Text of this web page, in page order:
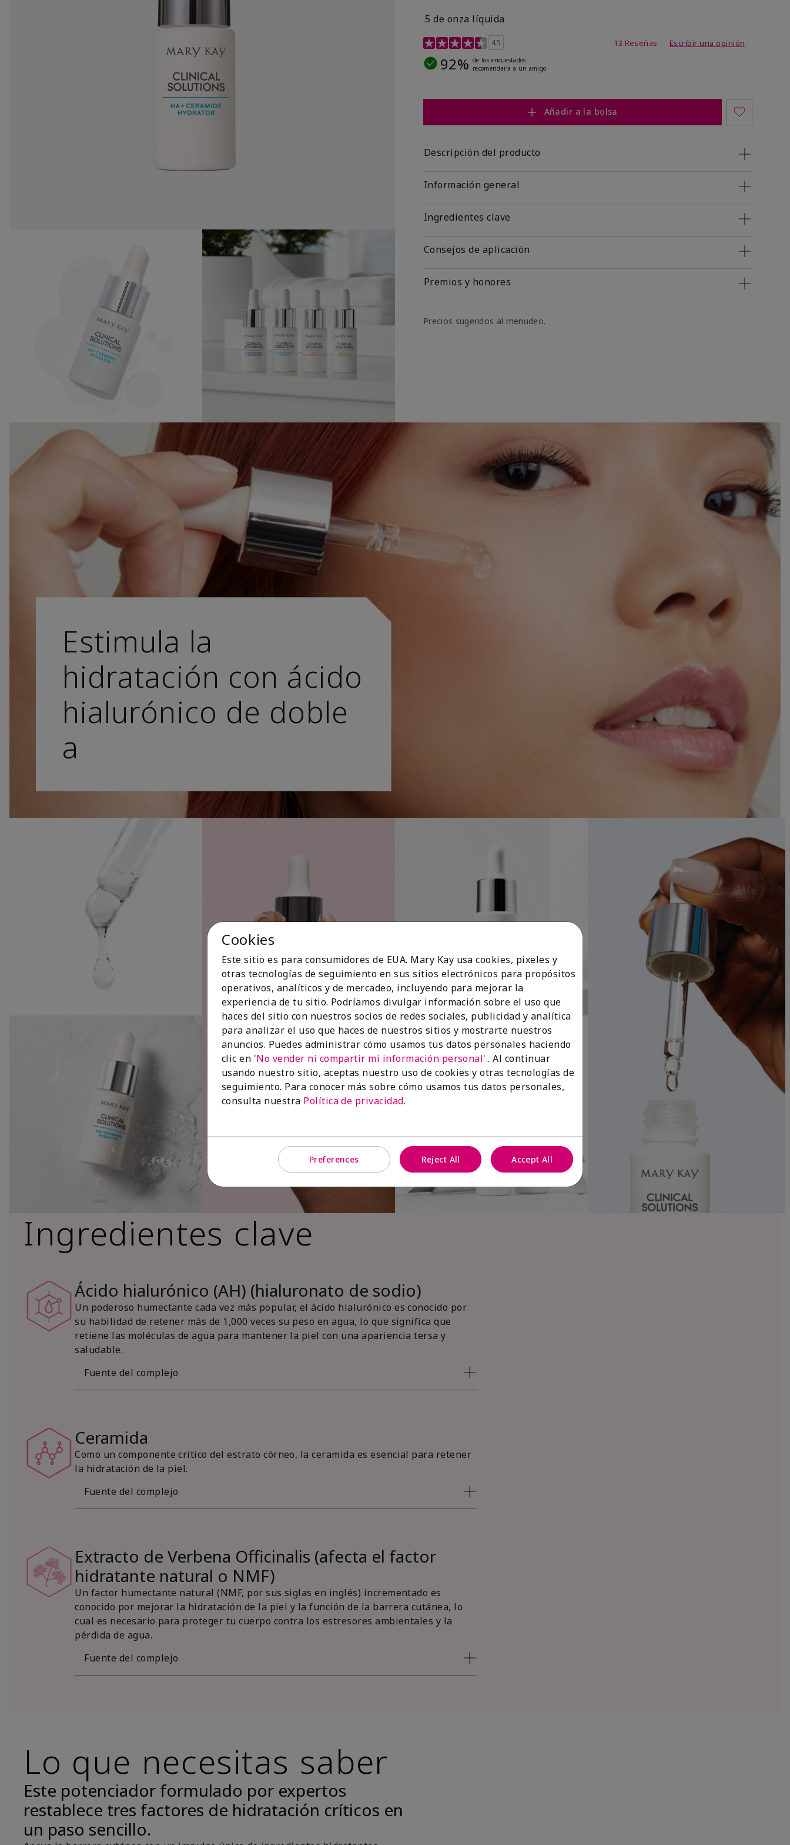
.5 de onza líquida
Calificación de clientes de 3,2 de 5
4.5 13 Reseñas Escribir una opinión
92% de los encuestados
recomendaría a un amigo.
Añadir a la bolsa
Descripción del producto
Información general
Ingredientes clave
Consejos de aplicación
Premios y honores
Precios sugeridos al menudeo.
Estimula la
hidratación con ácido
hialurónico de doble
a
Ingredientes clave
Ácido hialurónico (AH) (hialuronato de sodio)
Un poderoso humectante cada vez más popular, el ácido hialurónico es conocido por
su habilidad de retener más de 1,000 veces su peso en agua, lo que significa que
retiene las moléculas de agua para mantener la piel con una apariencia tersa y
saludable.
Fuente del complejo
Ceramida
Como un componente crítico del estrato córneo, la ceramida es esencial para retener
la hidratación de la piel.
Fuente del complejo
Extracto de Verbena Officinalis (afecta el factor
hidratante natural o NMF)
Un factor humectante natural (NMF, por sus siglas en inglés) incrementado es
conocido por mejorar la hidratación de la piel y la función de la barrera cutánea, lo
cual es necesario para proteger tu cuerpo contra los estresores ambientales y la
pérdida de agua.
Fuente del complejo
Lo que necesitas saber
Este potenciador formulado por expertos
restablece tres factores de hidratación críticos en
un paso sencillo.
Cookies
Este sitio es para consumidores de EUA. Mary Kay usa cookies, pixeles y
otras tecnologías de seguimiento en sus sitios electrónicos para propósitos
operativos, analíticos y de mercadeo, incluyendo para mejorar la
experiencia de tu sitio. Podríamos divulgar información sobre el uso que
haces del sitio con nuestros socios de redes sociales, publicidad y analítica
para analizar el uso que haces de nuestros sitios y mostrarte nuestros
anuncios. Puedes administrar cómo usamos tus datos personales haciendo
clic en 'No vender ni compartir mi información personal'.. Al continuar
usando nuestro sitio, aceptas nuestro uso de cookies y otras tecnologías de
seguimiento. Para conocer más sobre cómo usamos tus datos personales,
consulta nuestra Política de privacidad.
Preferences Reject All Accept All